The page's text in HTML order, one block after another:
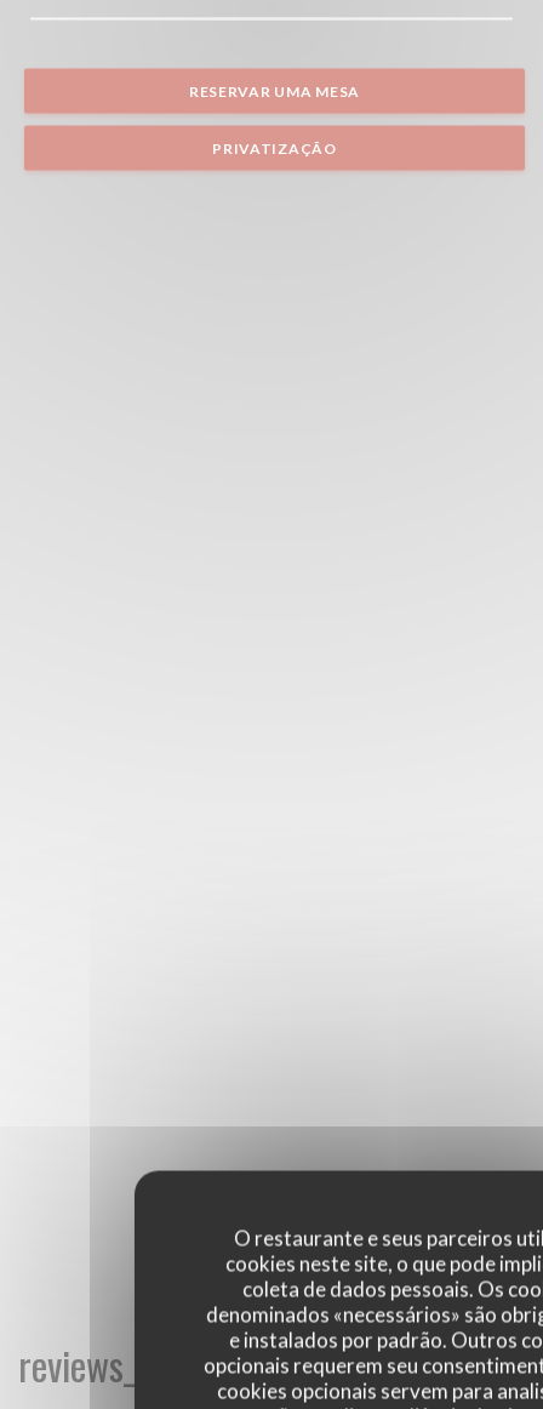
O restaurante e seus parceiros
cookies neste site, o que pode
coleta de dados pessoais. Os
denominados «necessários» são
e instalados por padrão. Outros
opcionais requerem seu
cookies opcionais servem para
RESERVAR UMA MESA
PRIVATIZAÇÃO